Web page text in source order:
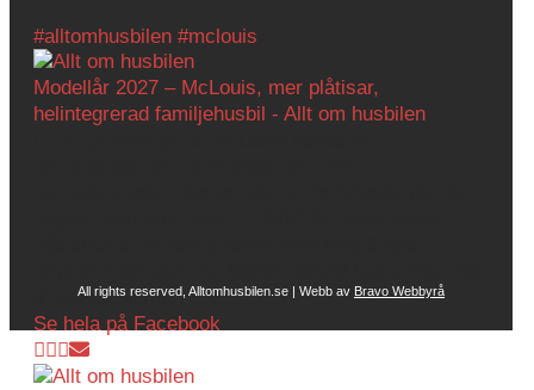
#alltomhusbilen #mclouis
Modellår 2027 – McLouis, mer plåtisar,
helintegrerad familjehusbil - Allt om husbilen
direkt av husb...
Se hela på Facebook
All rights reserved, Alltomhusbilen.se | Webb av Bravo Webbyrå